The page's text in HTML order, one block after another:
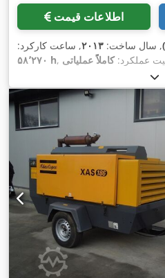
اطلاعات قیمت
, سال ساخت: ۲۰۱۳, ساعت کارکرد:
۵۸٬۲۷۰ h
عملکرد:کاملاً عملیاتی